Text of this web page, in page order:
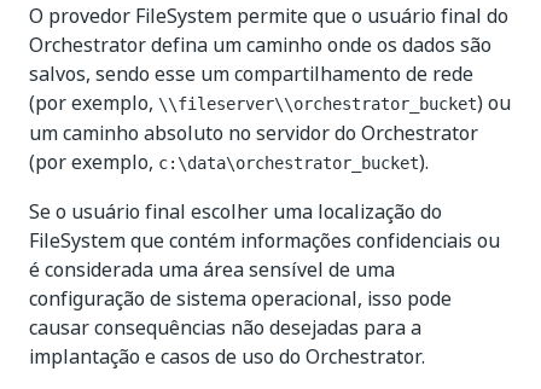
O provedor FileSystem permite que o usuário final do
Orchestrator defina um caminho onde os dados são
salvos, sendo esse um compartilhamento de rede
(por exemplo, \\fileserver\\orchestrator_bucket) ou
um caminho absoluto no servidor do Orchestrator
(por exemplo, c:\data\orchestrator_bucket).
Se o usuário final escolher uma localização do
FileSystem que contém informações confidenciais ou
é considerada uma área sensível de uma
configuração de sistema operacional, isso pode
causar consequências não desejadas para a
implantação e casos de uso do Orchestrator.